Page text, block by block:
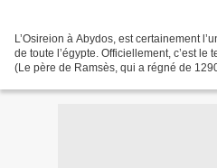
L’Osireion à Abydos, est certainement
de toute l’égypte. Officiellement, c’est le
(Le père de Ramsès, qui a régné de